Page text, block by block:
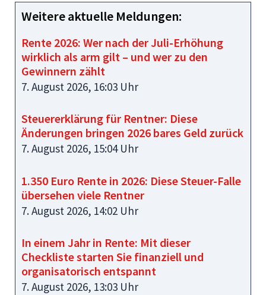
Weitere aktuelle Meldungen:
Rente 2026: Wer nach der Juli-Erhöhung
wirklich als arm gilt – und wer zu den
Gewinnern zählt
7. August 2026, 16:03 Uhr
Steuererklärung für Rentner: Diese
Änderungen bringen 2026 bares Geld zurück
7. August 2026, 15:04 Uhr
1.350 Euro Rente in 2026: Diese Steuer-Falle
übersehen viele Rentner
7. August 2026, 14:02 Uhr
In einem Jahr in Rente: Mit dieser
Checkliste starten Sie finanziell und
organisatorisch entspannt
7. August 2026, 13:03 Uhr